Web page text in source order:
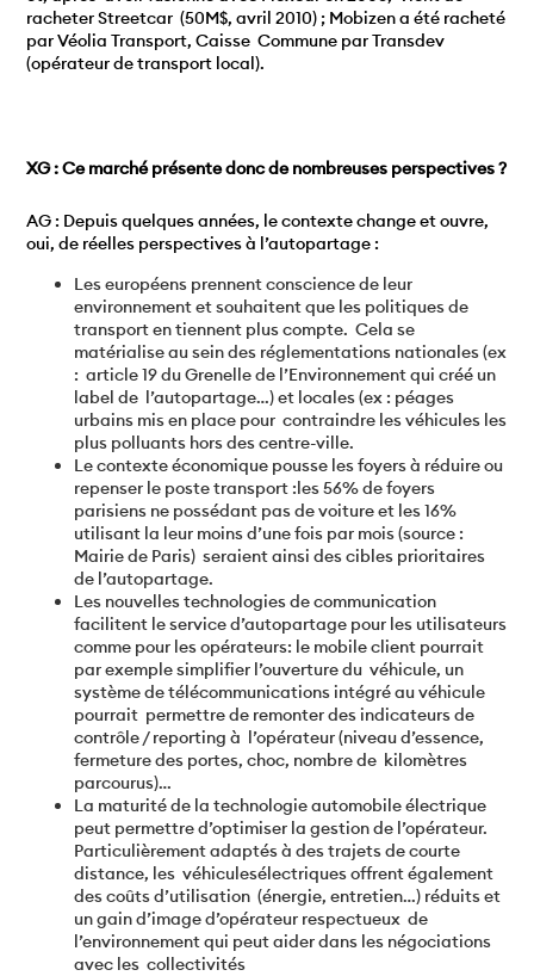
racheter Streetcar (50M$, avril 2010) ; Mobizen a été racheté
par Véolia Transport, Caisse Commune par Transdev
(opérateur de transport local).
XG : Ce marché présente donc de nombreuses perspectives ?
AG : Depuis quelques années, le contexte change et ouvre,
oui, de réelles perspectives à l’autopartage :
Les européens prennent conscience de leur
environnement et souhaitent que les politiques de
transport en tiennent plus compte. Cela se
matérialise au sein des réglementations nationales (ex
: article 19 du Grenelle de l’Environnement qui créé un
label de l’autopartage…) et locales (ex : péages
urbains mis en place pour contraindre les véhicules les
plus polluants hors des centre-ville.
Le contexte économique pousse les foyers à réduire ou
repenser le poste transport :les 56% de foyers
parisiens ne possédant pas de voiture et les 16%
utilisant la leur moins d’une fois par mois (source :
Mairie de Paris) seraient ainsi des cibles prioritaires
de l’autopartage.
Les nouvelles technologies de communication
facilitent le service d’autopartage pour les utilisateurs
comme pour les opérateurs: le mobile client pourrait
par exemple simplifier l’ouverture du véhicule, un
système de télécommunications intégré au véhicule
pourrait permettre de remonter des indicateurs de
contrôle / reporting à l’opérateur (niveau d’essence,
fermeture des portes, choc, nombre de kilomètres
parcourus)…
La maturité de la technologie automobile électrique
peut permettre d’optimiser la gestion de l’opérateur.
Particulièrement adaptés à des trajets de courte
distance, les véhiculesélectriques offrent également
des coûts d’utilisation (énergie, entretien…) réduits et
un gain d’image d’opérateur respectueux de
l’environnement qui peut aider dans les négociations
avec les collectivités